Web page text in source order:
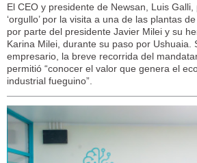
El CEO y presidente de Newsan, Luis Galli,
‘orgullo’ por la visita a una de las plantas
por parte del presidente Javier Milei y su
Karina Milei, durante su paso por Ushuaia.
empresario, la breve recorrida del
permitió “conocer el valor que genera el
industrial fueguino”.